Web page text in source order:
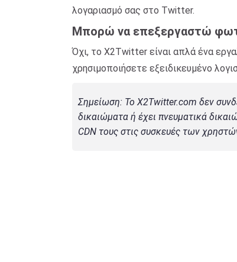
λογαριασμό σας στο Twitter.
Μπορώ να επεξεργαστώ
Όχι, το X2Twitter είναι απλά ένα
χρησιμοποιήσετε εξειδικευμένο
Σημείωση: Το X2Twitter.com δεν
δικαιώματα ή έχει πνευματικά
CDN τους στις συσκευές των